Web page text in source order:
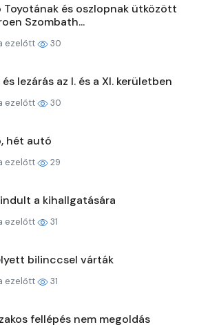
Toyotának és oszlopnak ütközött
Szombath...
ezelőtt 30
lezárás az I. és a XI. kerületben
ezelőtt 30
hét autó
ezelőtt 29
a kihallgatására
ezelőtt 31
bilinccsel várták
ezelőtt 31
fellépés nem megoldás